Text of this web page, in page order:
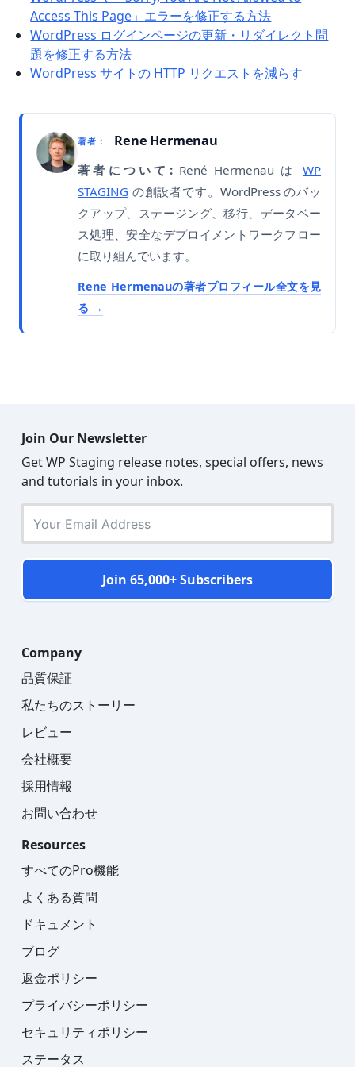
Access This Page」エラーを修正する方法
WordPress ログインページの更新・リダイレクト問
題を修正する方法
WordPress サイトの HTTP リクエストを減らす
著者： Rene Hermenau
著者について:René Hermenau はWP
STAGING の創設者です。WordPress のバッ
クアップ、ステージング、移行、データベー
ス処理、安全なデプロイメントワークフロー
に取り組んでいます。
Rene Hermenauの著者プロフィール全文を見
る
Join Our Newsletter
Get WP Staging release notes, special offers, news
and tutorials in your inbox.
Join 65,000+ Subscribers
Company
品質保証
私たちのストーリー
レビュー
会社概要
採用情報
お問い合わせ
Resources
すべてのPro機能
よくある質問
ドキュメント
ブログ
返金ポリシー
プライバシーポリシー
セキュリティポリシー
ステータス